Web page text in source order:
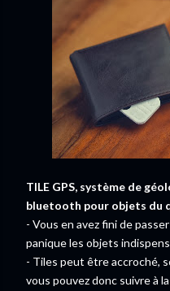
TILE GPS, système de
bluetooth pour objets du
- Vous en avez fini de
panique les objets
- Tiles peut être accroché,
vous pouvez donc suivre à